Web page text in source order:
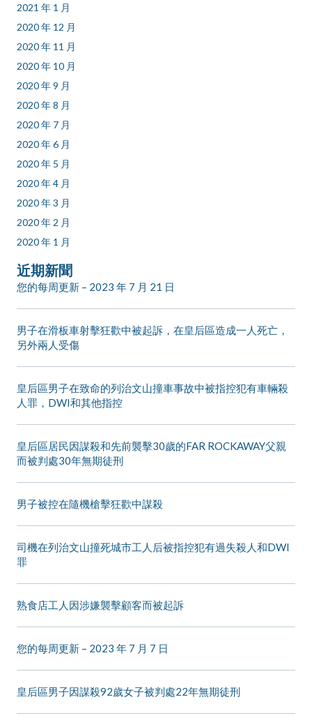
2021 年 1 月
2020 年 12 月
2020 年 11 月
2020 年 10 月
2020 年 9 月
2020 年 8 月
2020 年 7 月
2020 年 6 月
2020 年 5 月
2020 年 4 月
2020 年 3 月
2020 年 2 月
2020 年 1 月
近期新聞
您的每周更新 – 2023 年 7 月 21 日
男子在滑板車射擊狂歡中被起訴，在皇后區造成一人死亡，
另外兩人受傷
皇后區男子在致命的列治文山撞車事故中被指控犯有車輛殺
人罪，DWI和其他指控
皇后區居民因謀殺和先前襲擊30歲的FAR ROCKAWAY父親
而被判處30年無期徒刑
男子被控在隨機槍擊狂歡中謀殺
司機在列治文山撞死城市工人后被指控犯有過失殺人和DWI
罪
熟食店工人因涉嫌襲擊顧客而被起訴
您的每周更新 – 2023 年 7 月 7 日
皇后區男子因謀殺92歲女子被判處22年無期徒刑